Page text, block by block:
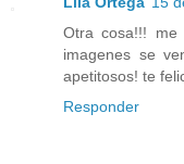
Otra cosa!!!
imagenes se
apetitosos! te
Responder